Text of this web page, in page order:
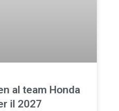
al team Honda
il 2027